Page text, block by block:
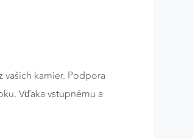
kamier. Podpora
Vďaka vstupnému a